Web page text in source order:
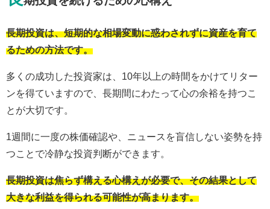
長期投資は、短期的な相場変動に惑わされずに資産を育て
るための方法です。
多くの成功した投資家は、10年以上の時間をかけてリター
ンを得ていますので、長期間にわたって心の余裕を持つこ
とが大切です。
1週間に一度の株価確認や、ニュースを盲信しない姿勢を持
つことで冷静な投資判断ができます。
長期投資は焦らず構える心構えが必要で、その結果として
大きな利益を得られる可能性が高まります。